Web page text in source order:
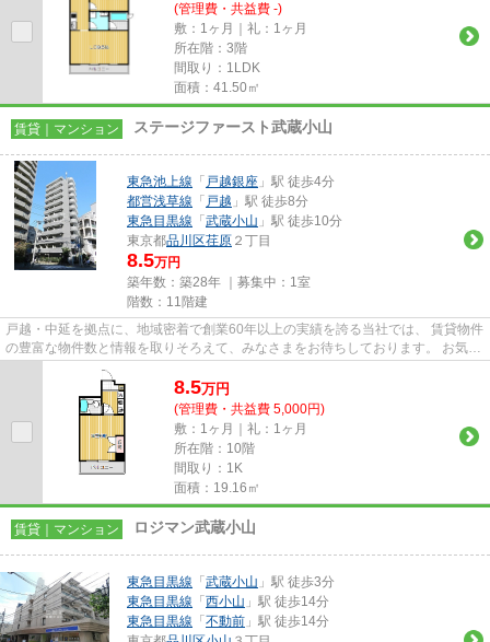
(管理費・共益費 -)
敷：1ヶ月｜礼：1ヶ月
所在階：3階
間取り：1LDK
面積：41.50㎡
賃貸｜マンション ステージファースト武蔵小山
東急池上線 「 戸越銀座 」駅 徒歩4分
都営浅草線 「 戸越 」駅 徒歩8分
東急目黒線 「 武蔵小山 」駅 徒歩10分
東京都品川区荏原 ２丁目
8.5万円
築年数：築28年 ｜募集中： 1室
階数：11階建
戸越・中延を拠点に、地域密着で創業60年以上の実績を誇る当社では、 賃貸物件
の豊富な物件数と情報を取りそろえて、みなさまをお待ちしております。 お気軽
にお問い合わせください。 ...
8.5万円
(管理費・共益費 5,000円)
敷：1ヶ月｜礼：1ヶ月
所在階：10階
間取り：1K
面積：19.16㎡
賃貸｜マンション ロジマン武蔵小山
東急目黒線 「 武蔵小山 」駅 徒歩3分
東急目黒線 「 西小山 」駅 徒歩14分
東急目黒線 「 不動前 」駅 徒歩14分